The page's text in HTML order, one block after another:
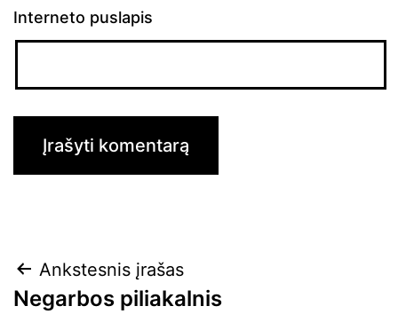
Interneto puslapis
Navigacija
Ankstesnis įrašas
Negarbos piliakalnis